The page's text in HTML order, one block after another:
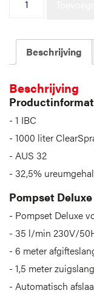
DELUXE aantal
Beschrijving
Beschrijving
1 IBC
1000 liter
AUS 32
32,5%
Pompset Deluxe
Pompset Deluxe
35 l/min 230V/
6 meter
1,5 meter
Automatisch